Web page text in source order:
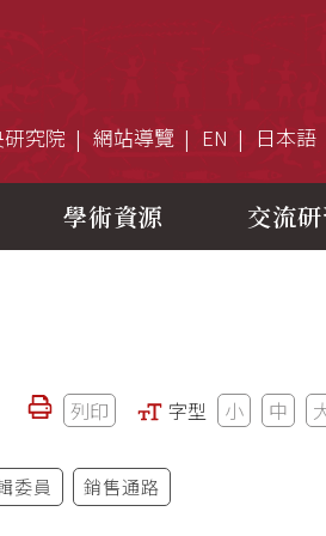
究院 網站導覽 EN 日本語
學術資源 交流
列印 字型 小 中
委員 銷售通路